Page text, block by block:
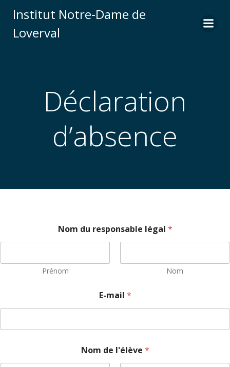
to
Institut Notre-Dame de
Loverval
Déclaration
d’absence
Nom du responsable légal *
Prénom Nom
E-mail *
Nom de l'élève *